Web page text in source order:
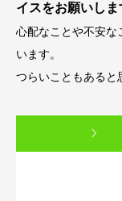
イスをお願いしま
心配なことや不安な
います。
つらいこともあると